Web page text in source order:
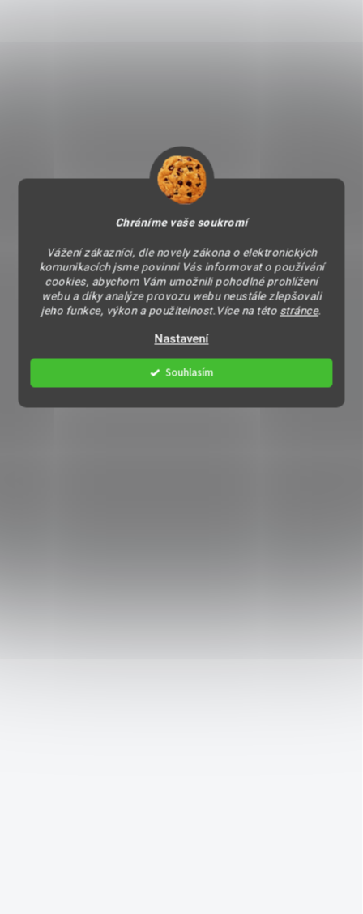
Chráníme vaše soukromí
Vážení zákazníci, dle novely zákona o elektronických
komunikacích jsme povinni Vás informovat o používání
cookies, abychom Vám umožnili pohodlné prohlížení
webu a díky analýze provozu webu neustále zlepšovali
jeho funkce, výkon a použitelnost.Více na této stránce.
Nastavení
Souhlasím